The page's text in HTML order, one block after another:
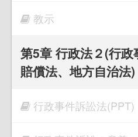
教示
第5章 行政法２(行
賠償法、地方自治法)
行政事件訴訟法(PPT)